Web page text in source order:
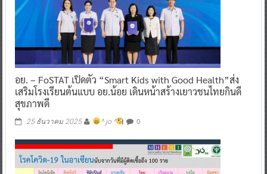
อย. – FoSTAT เปิดตัว “Smart Kids with Good Health”ส่ง
เสริมโรงเรียนต้นแบบ อย.น้อย เดินหน้าสร้างเยาวชนไทยกินดี
สุขภาพดี
25 ธันวาคม 2025 ^ jo ^ 0